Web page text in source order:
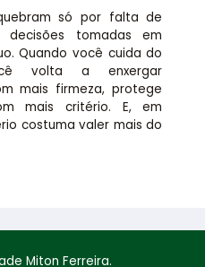
só por falta de
decisões tomadas em
Quando você cuida do
volta a enxergar
mais firmeza, protege
mais critério. E, em
costuma valer mais do
Miton Ferreira.